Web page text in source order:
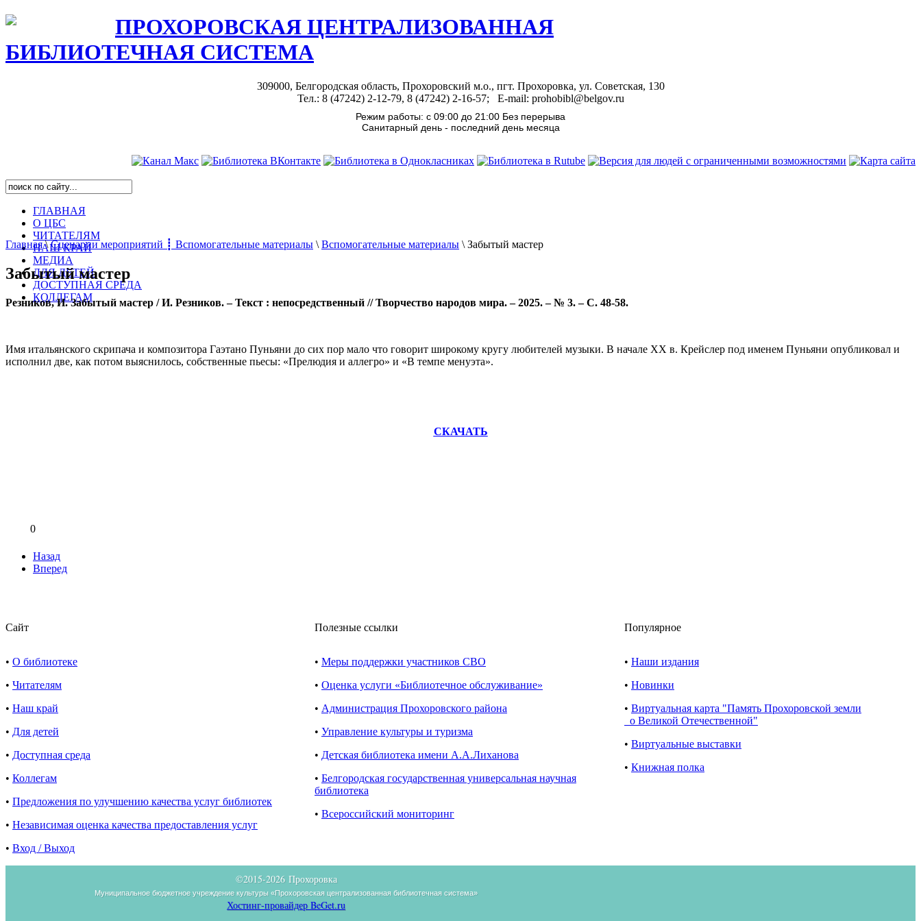
ПРОХОРОВСКАЯ ЦЕНТРАЛИЗОВАННАЯ
БИБЛИОТЕЧНАЯ СИСТЕМА
309000, Белгородская область, Прохоровский м.о., пгт. Прохоровка, ул. Советская, 130
Тел.: 8 (47242) 2-12-79, 8 (47242) 2-16-57; E-mail: prohobibl@belgov.ru
Режим работы: с 09:00 до 21:00 Без перерыва
Санитарный день - последний день месяца
ГЛАВНАЯ
О ЦБС
ЧИТАТЕЛЯМ
НАШ КРАЙ
МЕДИА
ДЛЯ ДЕТЕЙ
ДОСТУПНАЯ СРЕДА
КОЛЛЕГАМ
Главная\Сценарии мероприятий ┋ Вспомогательные материалы \ Вспомогательные материалы \ Забытый мастер
Забытый мастер
Резников, И. Забытый мастер / И. Резников. – Текст : непосредственный // Творчество народов мира. – 2025. – № 3. – С. 48-58.
Имя итальянского скрипача и композитора Гаэтано Пуньяни до сих пор мало что говорит широкому кругу любителей музыки. В начале XX в. Крейслер под именем Пуньяни опубликовал и
исполнил две, как потом выяснилось, собственные пьесы: «Прелюдия и аллегро» и «В темпе менуэта».
СКАЧАТЬ
0
Назад
Вперед
Сайт Полезные ссылки Популярное
• О библиотеке
• Читателям
• Наш край
• Для детей
• Доступная среда
• Коллегам
• Предложения по улучшению качества услуг библиотек
• Независимая оценка качества предоставления услуг
• Вход / Выход
• Меры поддержки участников СВО
• Оценка услуги «Библиотечное обслуживание»
• Администрация Прохоровского района
• Управление культуры и туризма
• Детская библиотека имени А.А.Лиханова
• Белгородская государственная универсальная научная
библиотека
• Всероссийский мониторинг
• Наши издания
• Новинки
• Виртуальная карта "Память Прохоровской земли
о Великой Отечественной"
• Виртуальные выставки
• Книжная полка
©2015-2026 Прохоровка
Муниципальное бюджетное учреждение культуры «Прохоровская централизованная библиотечная система»
Хостинг-провайдер BeGet.ru